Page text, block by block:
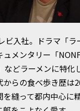
ビ入社。ドラマ「ラ
メンタリー「
などラーメンに特
からの食べ歩き歴は
を縫って都内中心に